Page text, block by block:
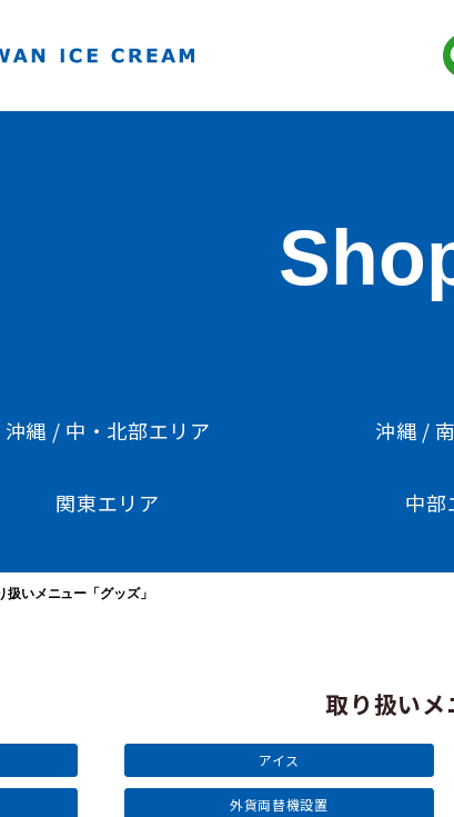
沖縄 / 中・北部エリア 沖縄 /
関東エリア 中部
扱いメニュー「グッズ」
取り扱いメ
アイス
外貨両替機設置